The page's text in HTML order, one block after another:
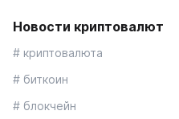
Новости криптовалют
# криптовалюта
# биткоин
# блокчейн